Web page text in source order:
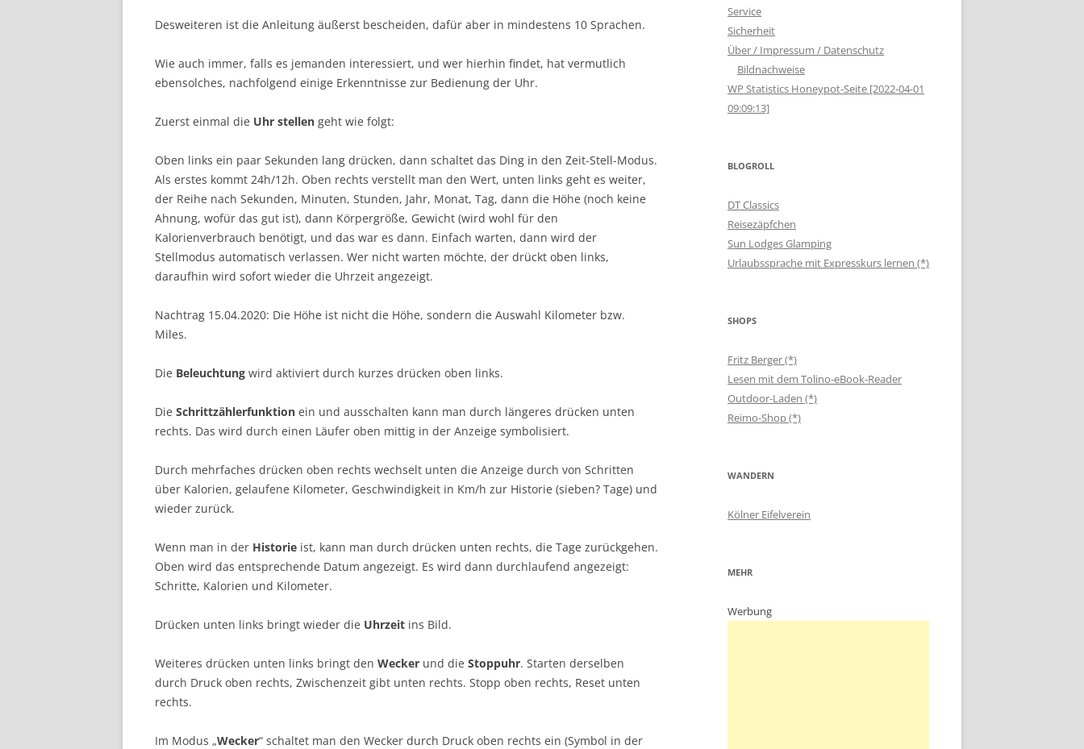
Desweiteren ist die Anleitung äußerst bescheiden, dafür aber in mindestens 10 Sprachen.
Wie auch immer, falls es jemanden interessiert, und wer hierhin findet, hat vermutlich
ebensolches, nachfolgend einige Erkenntnisse zur Bedienung der Uhr.
Zuerst einmal die Uhr stellen geht wie folgt:
Oben links ein paar Sekunden lang drücken, dann schaltet das Ding in den Zeit-Stell-Modus.
Als erstes kommt 24h/12h. Oben rechts verstellt man den Wert, unten links geht es weiter,
der Reihe nach Sekunden, Minuten, Stunden, Jahr, Monat, Tag, dann die Höhe (noch keine
Ahnung, wofür das gut ist), dann Körpergröße, Gewicht (wird wohl für den
Kalorienverbrauch benötigt, und das war es dann. Einfach warten, dann wird der
Stellmodus automatisch verlassen. Wer nicht warten möchte, der drückt oben links,
daraufhin wird sofort wieder die Uhrzeit angezeigt.
Nachtrag 15.04.2020: Die Höhe ist nicht die Höhe, sondern die Auswahl Kilometer bzw.
Miles.
Die Beleuchtung wird aktiviert durch kurzes drücken oben links.
Die Schrittzählerfunktion ein und ausschalten kann man durch längeres drücken unten
rechts. Das wird durch einen Läufer oben mittig in der Anzeige symbolisiert.
Durch mehrfaches drücken oben rechts wechselt unten die Anzeige durch von Schritten
über Kalorien, gelaufene Kilometer, Geschwindigkeit in Km/h zur Historie (sieben? Tage) und
wieder zurück.
Wenn man in der Historie ist, kann man durch drücken unten rechts, die Tage zurückgehen.
Oben wird das entsprechende Datum angezeigt. Es wird dann durchlaufend angezeigt:
Schritte, Kalorien und Kilometer.
Drücken unten links bringt wieder die Uhrzeit ins Bild.
Weiteres drücken unten links bringt den Wecker und die Stoppuhr. Starten derselben
durch Druck oben rechts, Zwischenzeit gibt unten rechts. Stopp oben rechts, Reset unten
rechts.
Im Modus „Wecker“ schaltet man den Wecker durch Druck oben rechts ein (Symbol in der
Service
Sicherheit
Über / Impressum / Datenschutz
Bildnachweise
WP Statistics Honeypot-Seite [2022-04-01
09:09:13]
BLOGROLL
DT Classics
Reisezäpfchen
Sun Lodges Glamping
Urlaubssprache mit Expresskurs lernen (*)
SHOPS
Fritz Berger (*)
Lesen mit dem Tolino-eBook-Reader
Outdoor-Laden (*)
Reimo-Shop (*)
WANDERN
Kölner Eifelverein
MEHR
Werbung